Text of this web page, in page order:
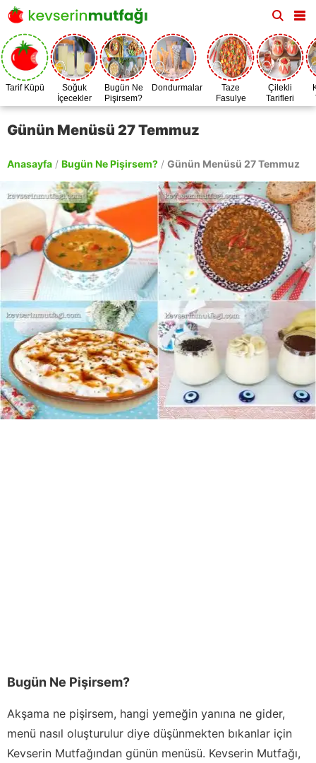
Tarif Küpü
Soğuk
İçecekler
Bugün Ne
Pişirsem?
Dondurmalar
Taze
Fasulye
Zamanı
Çilekli
Tarifleri
Günün Menüsü 27 Temmuz
Anasayfa / Bugün Ne Pişirsem? / Günün Menüsü 27 Temmuz
Bugün Ne Pişirsem?
Akşama ne pişirsem, hangi yemeğin yanına ne gider,
menü nasıl oluşturulur diye düşünmekten bıkanlar için
Kevserin Mutfağından günün menüsü. Kevserin Mutfağı,